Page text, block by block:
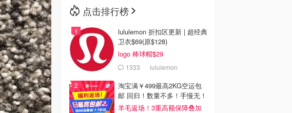
点击排行榜
lululemon 折扣区更新 | 超经典
卫衣$69(原$128)
logo 棒球帽$29
1333 lululemon
淘宝满￥499最高2KG空运包
邮 回归！数量不多！手慢无！
羊毛返场！3重高额保障叠加